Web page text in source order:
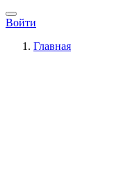
Войти
Главная